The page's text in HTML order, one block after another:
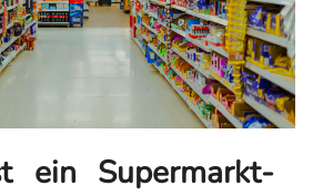
ein Supermarkt-